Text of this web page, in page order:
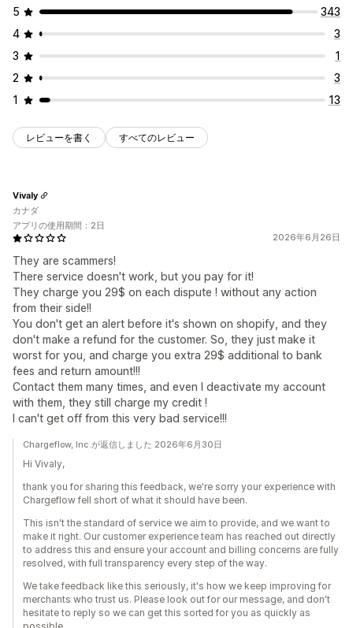
5
343
4
3
3
1
2
3
1
13
レビューを書く すべてのレビュー
2026年6月26日
They are scammers!
There service doesn't work, but you pay for it!
They charge you 29$ on each dispute ! without any action
from their side!!
You don't get an alert before it's shown on shopify, and they
don't make a refund for the customer. So, they just make it
worst for you, and charge you extra 29$ additional to bank
fees and return amount!!!
Contact them many times, and even I deactivate my account
with them, they still charge my credit !
I can't get off from this very bad service!!!
Vivaly
カナダ
アプリの使用期間：2日
Chargeflow, Inc.が返信しました 2026年6月30日
Hi Vivaly,
thank you for sharing this feedback, we're sorry your experience with
Chargeflow fell short of what it should have been.
This isn't the standard of service we aim to provide, and we want to
make it right. Our customer experience team has reached out directly
to address this and ensure your account and billing concerns are fully
resolved, with full transparency every step of the way.
We take feedback like this seriously, it's how we keep improving for
merchants who trust us. Please look out for our message, and don't
hesitate to reply so we can get this sorted for you as quickly as